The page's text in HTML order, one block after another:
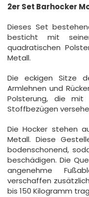
2er Set Barhocker
Dieses Set
besticht mit
quadratischen
Metall.
Die eckigen Sitze
Armlehnen und
Polsterung, die mit
Stoffbezügen
Die Hocker stehen
Metall. Diese
bodenschonend,
beschädigen. Die
angenehme
verschaffen
bis 150 Kilogramm